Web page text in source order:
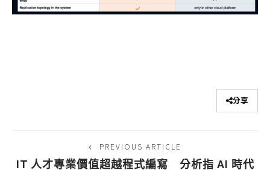
分享
PREVIOUS ARTICLE
IT 人才專業價值超越程式編寫 分析指 AI 時代